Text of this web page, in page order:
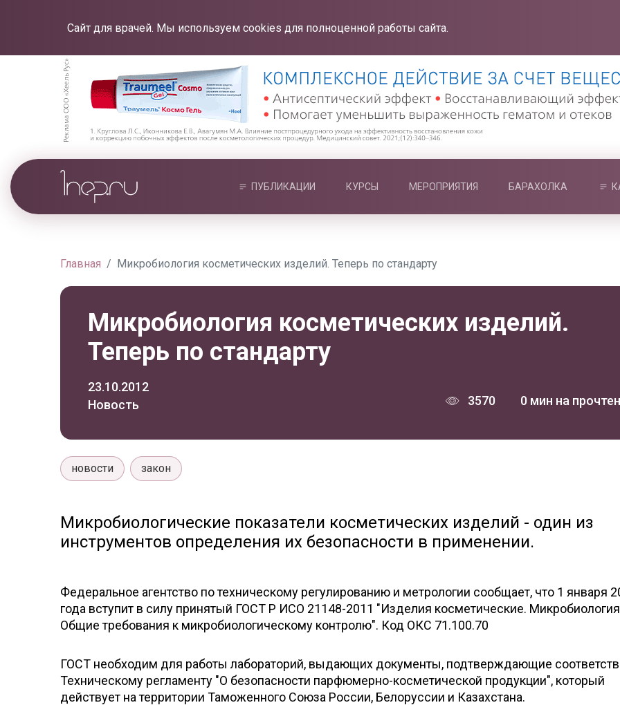
Сайт для врачей. Мы используем cookies для полноценной работы сайта.
ПУБЛИКАЦИИ КУРСЫ МЕРОПРИЯТИЯ БАРАХОЛКА
Главная Микробиология косметических изделий. Теперь по стандарту
Микробиология косметических изделий.
Теперь по стандарту
23.10.2012
Новость
3570 0 мин на
новости закон
Микробиологические показатели косметических изделий - один из
инструментов определения их безопасности в применении.
Федеральное агентство по техническому регулированию и метрологии сообщает, что 1 января
года вступит в силу принятый ГОСТ Р ИСО 21148-2011 "Изделия косметические.
Общие требования к микробиологическому контролю". Код ОКС 71.100.70
ГОСТ необходим для работы лабораторий, выдающих документы, подтверждающие
Техническому регламенту "О безопасности парфюмерно-косметической продукции", который
действует на территории Таможенного Союза России, Белоруссии и Казахстана.